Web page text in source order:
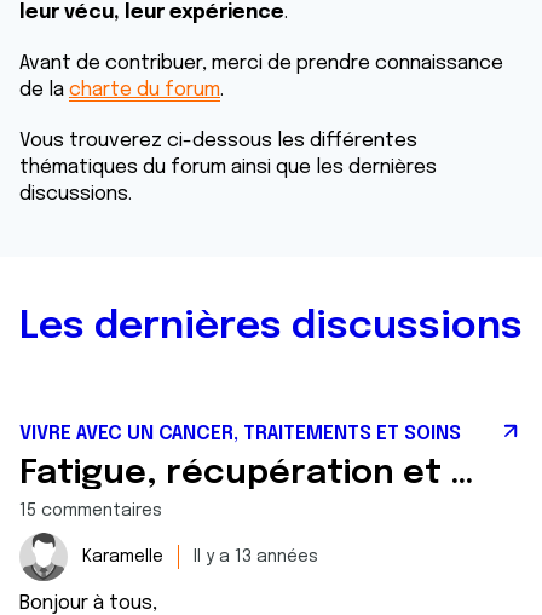
leur vécu, leur expérience.
Avant de contribuer, merci de prendre connaissance
de la charte du forum.
Vous trouverez ci-dessous les différentes
thématiques du forum ainsi que les dernières
discussions.
Les dernières discussions
VIVRE AVEC UN CANCER, TRAITEMENTS ET SOINS
Fatigue, récupération et tenir le long terme ...
15 commentaires
Karamelle Il y a 13 années
Bonjour à tous,